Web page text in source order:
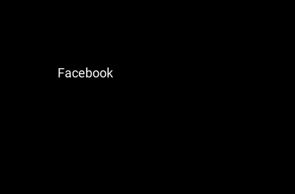
Facebook